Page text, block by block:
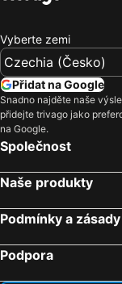
Penzion Zelená Žába
Hotel Grand
Penzion U Slunce
Penzion 102
Motel Roubenka
Hotel Erwin Junker
Penzion Černý Kůň
Konference Park
Boutique Hotel
Vyberte zemi
Přidat na Google
Snadno najděte naše
přidejte trivago jako
na Google.
Společnost
Naše produkty
Podmínky a zásady
Podpora